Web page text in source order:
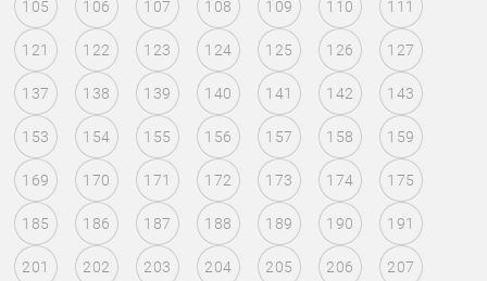
105 106 107 108 109 110 111
121 122 123 124 125 126 127
137 138 139 140 141 142 143
153 154 155 156 157 158 159
169 170 171 172 173 174 175
185 186 187 188 189 190 191
201 202 203 204 205 206 207